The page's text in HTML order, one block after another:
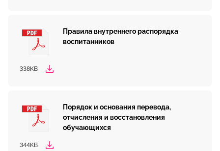
Правила внутреннего распорядка
воспитанников
338KB
Порядок и основания перевода,
отчисления и восстановления
обучающихся
344KB